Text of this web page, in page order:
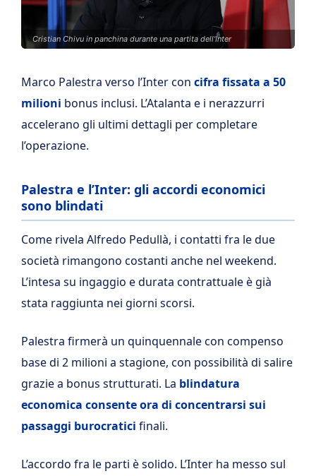
Cristian Chivu in panchina durante una partita dell'Inter
Marco Palestra verso l’Inter con cifra fissata a 50
milioni bonus inclusi. L’Atalanta e i nerazzurri
accelerano gli ultimi dettagli per completare
l’operazione.
Palestra e l’Inter: gli accordi economici
sono blindati
Come rivela Alfredo Pedullà, i contatti fra le due
società rimangono costanti anche nel weekend.
L’intesa su ingaggio e durata contrattuale è già
stata raggiunta nei giorni scorsi.
Palestra firmerà un quinquennale con compenso
base di 2 milioni a stagione, con possibilità di salire
grazie a bonus strutturati. La blindatura
economica consente ora di concentrarsi sui
passaggi burocratici finali.
L’accordo fra le parti è solido. L’Inter ha messo sul